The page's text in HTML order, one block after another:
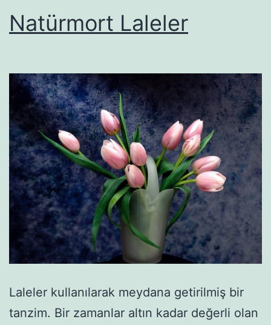
Natürmort Laleler
Laleler kullanılarak meydana getirilmiş bir
tanzim. Bir zamanlar altın kadar değerli olan